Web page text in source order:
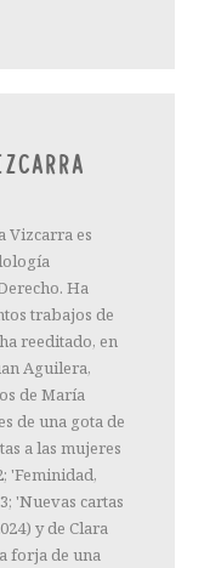
Vizcarra es
Ha
trabajos de
reeditado, en
Aguilera,
de María
de una gota de
a las mujeres
'Feminidad,
'Nuevas cartas
y de Clara
forja de una